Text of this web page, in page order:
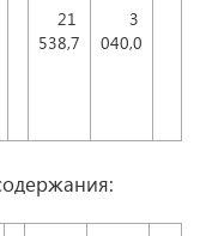
21
538,7
3
040,0